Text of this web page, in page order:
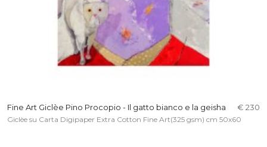
Fine Art Giclèe Pino Procopio - Il gatto bianco e la geisha € 230
Giclèe su Carta Digipaper Extra Cotton Fine Art(325 gsm) cm 50x60